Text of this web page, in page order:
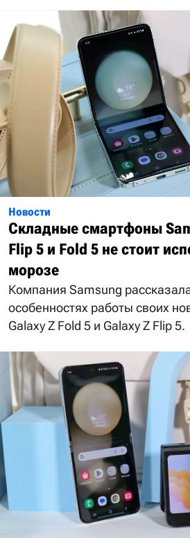
Новости
Складные смартфоны
Flip 5 и Fold 5 не стоит
морозе
Компания Samsung
особенностях работы своих
Galaxy Z Fold 5 и Galaxy Z Flip 5.